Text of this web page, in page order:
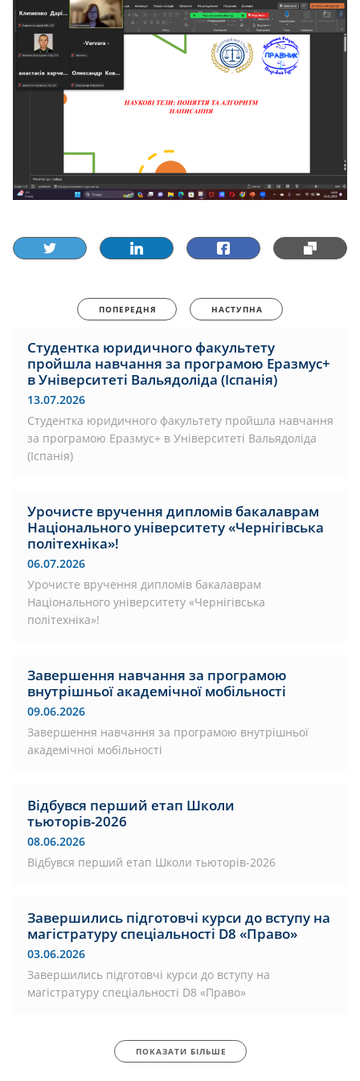
ПОПЕРЕДНЯ НАСТУПНА
Студентка юридичного факультету
пройшла навчання за програмою Еразмус+
в Університеті Вальядоліда (Іспанія)
13.07.2026
Студентка юридичного факультету пройшла навчання
за програмою Еразмус+ в Університеті Вальядоліда
(Іспанія)
Урочисте вручення дипломів бакалаврам
Національного університету «Чернігівська
політехніка»!
06.07.2026
Урочисте вручення дипломів бакалаврам
Національного університету «Чернігівська
політехніка»!
Завершення навчання за програмою
внутрішньої академічної мобільності
09.06.2026
Завершення навчання за програмою внутрішньої
академічної мобільності
Відбувся перший етап Школи
тьюторів-2026
08.06.2026
Відбувся перший етап Школи тьюторів-2026
Завершились підготовчі курси до вступу на
магістратуру спеціальності D8 «Право»
03.06.2026
Завершились підготовчі курси до вступу на
магістратуру спеціальності D8 «Право»
ПОКАЗАТИ БІЛЬШЕ